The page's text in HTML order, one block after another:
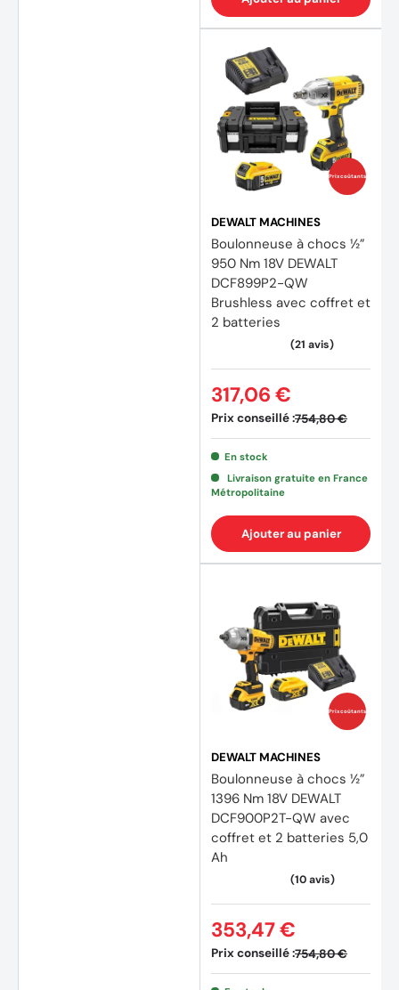
Prix coûtants
DEWALT MACHINES
Boulonneuse à chocs ½”
950 Nm 18V DEWALT
DCF899P2-QW
Brushless avec coffret et
2 batteries
Prix conseillé :754,80 €
317,06 €
En stock
Livraison gratuite en France
Métropolitaine
Ajouter au panier
Prix coûtants
DEWALT MACHINES
Boulonneuse à chocs ½”
1396 Nm 18V DEWALT
DCF900P2T-QW avec
coffret et 2 batteries 5,0
Ah
Prix conseillé :754,80 €
353,47 €